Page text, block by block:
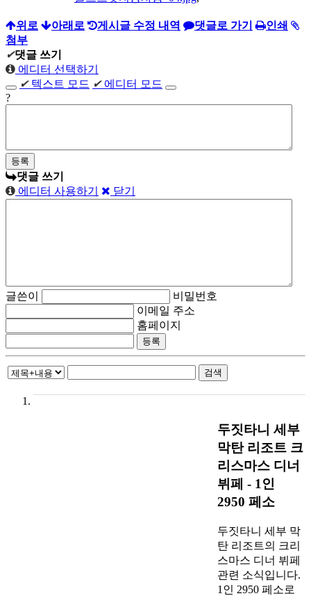
위로 아래로 게시글 수정 내역 댓글로 가기
인쇄
첨부
✔댓글 쓰기
에디터 선택하기
✔ 텍스트 모드 ✔ 에디터 모드
?
댓글 쓰기
에디터 사용하기
닫기
글쓴이
비밀번호
이메일 주소
홈페이지
검색
두짓타니 세부
막탄 리조트 크
리스마스 디너
뷔페 - 1인
2950 페소
두짓타니 세부 막
탄 리조트의 크리
스마스 디너 뷔페
관련 소식입니다.
1인 2950 페소로